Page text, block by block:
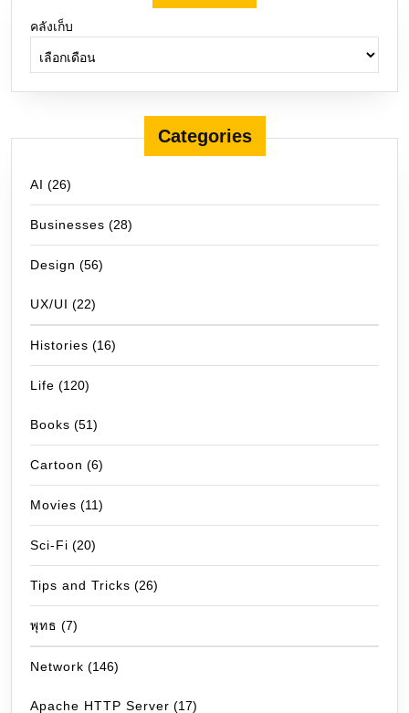
คลังเก็บ
Categories
AI (26)
Businesses (28)
Design (56)
UX/UI (22)
Histories (16)
Life (120)
Books (51)
Cartoon (6)
Movies (11)
Sci-Fi (20)
Tips and Tricks (26)
พุทธ (7)
Network (146)
Apache HTTP Server (17)